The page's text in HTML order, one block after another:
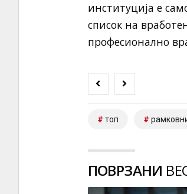
институција е
список на
професионално
топ
ПОВРЗАНИ